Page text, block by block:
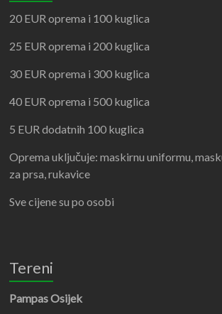
20 EUR oprema i 100 kuglica
25 EUR oprema i 200 kuglica
30 EUR oprema i 300 kuglica
40 EUR oprema i 500 kuglica
5 EUR dodatnih 100 kuglica
Oprema uključuje: maskirnu uniformu,
za prsa, rukavice
Sve cijene su po osobi
Tereni
Pampas Osijek